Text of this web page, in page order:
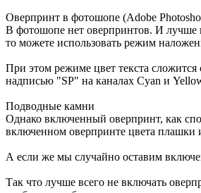
Оверпринт в фотошопе (Adobe
В фотошопе нет оверпринтов. И лучше
то можете использовать режим
При этом режиме цвет текста
надписью "SP" на каналах Cyan и
Подводные камни
Однако включенный оверпринт, как
включенном оверпринте цвета
А если же мы случайно оставим
Так что лучше всего не включать